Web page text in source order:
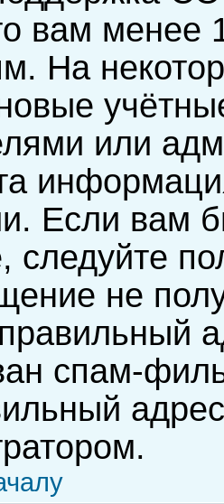
вам менее
На
или
Если вам
следуйте
не
спам-